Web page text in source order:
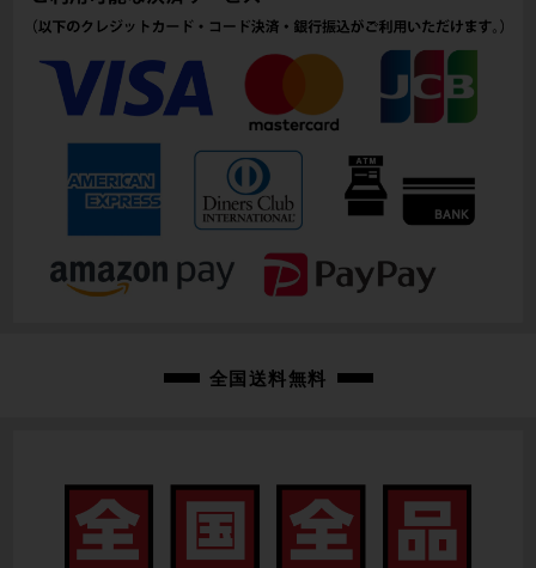
全国送料無料